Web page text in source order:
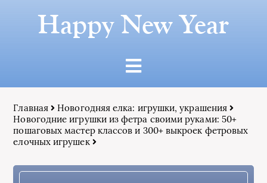
Happy New Year
Главная
Новогодняя елка: игрушки, украшения
Новогодние игрушки из фетра своими руками: 50+
пошаговых мастер классов и 300+ выкроек фетровых
елочных игрушек